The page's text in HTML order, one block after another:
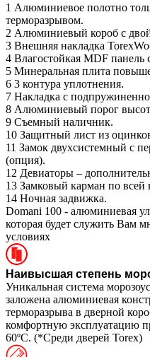
1 Алюминиевое полотно
терморазрывом.
2 Алюминиевый короб с
3 Внешняя накладка
4 Влагостойкая MDF
5 Минеральная плита
6 3 контура уплотнения.
7 Накладка с
8 Алюминиевый порог
9 Съемный наличник.
10 Защитный лист из
11 Замок двухсистемный с
(опция).
12 Девиаторы –
13 Замковый карман по всей
14 Ночная задвижка.
Domani 100 - алюминиевая
которая будет служить Вам
условиях
Наивысшая степень
Уникальная система
заложена алюминиевая
терморазрыва в дверной
комфортную эксплуатацию
60ºС. (*Среди дверей Torex)